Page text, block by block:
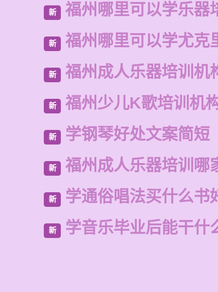
新 福州哪里可以学乐器
新 福州哪里可以学尤克
新 福州成人乐器培训机
新 福州少儿K歌培训机
新 学钢琴好处文案简短
新 福州成人乐器培训哪
新 学通俗唱法买什么书
新 学音乐毕业后能干什